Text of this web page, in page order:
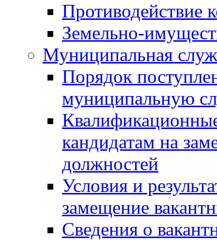
Противодействие
Земельно-
Муниципальная
Порядок
муниципальную
кандидатам на
должностей
Условия и
замещение
Сведения о